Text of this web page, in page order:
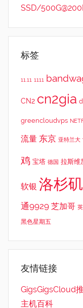
SSD/
标签
11.11 1111
CN2 cn2gia
greencloudvps
流量 东京 亚特兰大
鸡 宝塔 德国 拉斯维
软银 洛杉矶
通9929 芝加哥
黑色星期五
友情链接
GigsGigsCloud
主机百科